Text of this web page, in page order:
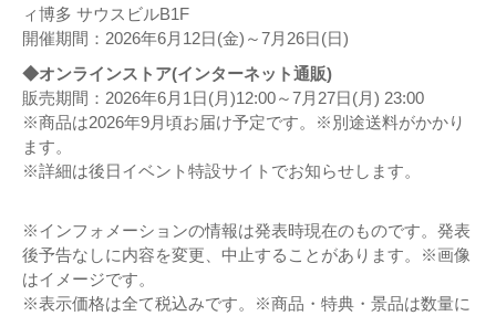
ィ博多 サウスビルB1F
開催期間：2026年6月12日(金)～7月26日(日)
◆オンラインストア(インターネット通販)
販売期間：2026年6月1日(月)12:00～7月27日(月) 23:00
※商品は2026年9月頃お届け予定です。※別途送料がかかり
ます。
※詳細は後日イベント特設サイトでお知らせします。
※インフォメーションの情報は発表時現在のものです。発表
後予告なしに内容を変更、中止することがあります。※画像
はイメージです。
※表示価格は全て税込みです。※商品・特典・景品は数量に